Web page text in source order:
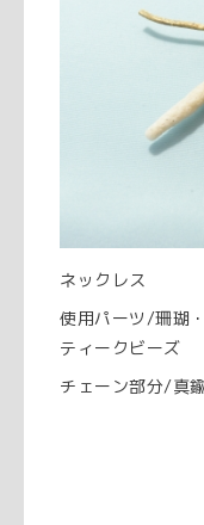
ネックレス
使用パーツ/珊瑚
ティークビーズ
チェーン部分/真